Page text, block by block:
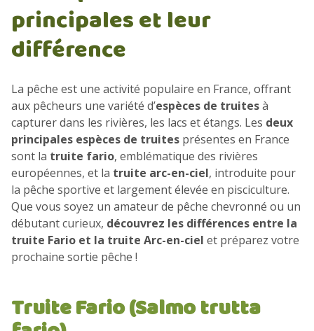
principales et leur
différence
La pêche est une activité populaire en France, offrant
aux pêcheurs une variété d’espèces de truitesà
capturer dans les rivières, les lacs et étangs. Les deux
principales espèces de truites présentes en France
sont la truite fario, emblématique des rivières
européennes, et la truite arc-en-ciel, introduite pour
la pêche sportive et largement élevée en pisciculture.
Que vous soyez un amateur de pêche chevronné ou un
débutant curieux, découvrez les différences entre la
truite Fario et la truite Arc-en-ciel et préparez votre
prochaine sortie pêche !
Truite Fario (Salmo trutta